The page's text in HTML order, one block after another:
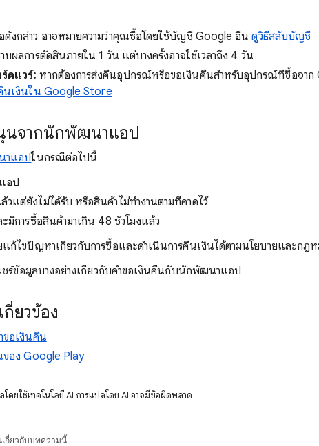
ดังกล่าว อาจหมายความว่าคุณซื้อโดยใช้บัญชี Google อื่นดูวิธีสลับบัญชี
ผลการตัดสินภายใน 1 วัน แต่บางครั้งอาจใช้เวลาถึง 4 วัน
ดแวร์: หากต้องการส่งคืนอุปกรณ์หรือขอเงินคืนสำหรับอุปกรณ์ที่ซื้อจาก
นเงินใน Google Store
นจากนักพัฒนาแอป
าแอปในกรณีต่อไปนี้
อป
วแต่ยังไม่ได้รับ หรือสินค้าไม่ทำงานตามที่คาดไว้
มีการซื้อสินค้ามาเกิน 48 ชั่วโมงแล้ว
ไขปัญหาเกี่ยวกับการซื้อและดำเนินการคืนเงินได้ตามนโยบายและกฎห
ชร์ข้อมูลบางอย่างเกี่ยวกับคำขอเงินคืนกับนักพัฒนาแอป
ยวข้อง
ขอเงินคืน
ของ Google Play
ดยใช้เทคโนโลยี AI การแปลโดย AI อาจมีข้อผิดพลาด
กี่ยวกับบทความนี้